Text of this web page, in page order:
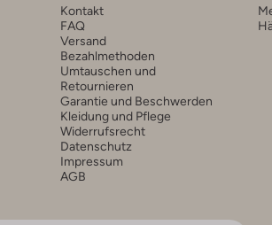
Kontakt
FAQ
Versand
Bezahlmethoden
Umtauschen und
Retournieren
Garantie und Beschwerden
Kleidung und Pflege
Widerrufsrecht
Datenschutz
Impressum
AGB